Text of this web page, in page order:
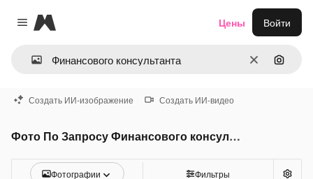
Close menu
Magnific
ОчиститьПоиск
Цены Войти
Создать ИИ-изображение Создать ИИ-видео
Фото По Запросу Финансового консультанта
Фотографии Фильтры